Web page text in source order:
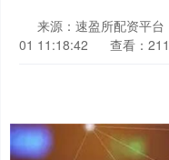
来源：速盈所配资平台
01 11:18:42
查看：211